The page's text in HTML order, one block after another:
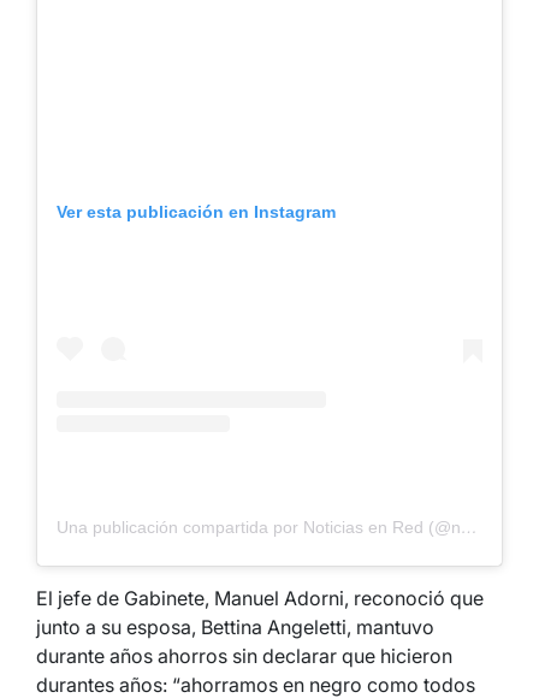
Ver esta publicación en Instagram
Una publicación compartida por Noticias en Red (@notienred)
El jefe de Gabinete, Manuel Adorni, reconoció que
junto a su esposa, Bettina Angeletti, mantuvo
durante años ahorros sin declarar que hicieron
durantes años: “ahorramos en negro como todos